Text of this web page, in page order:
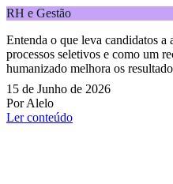
RH e Gestão
Entenda o que leva candidatos a
processos seletivos e como um
humanizado melhora os
15 de Junho de 2026
Por Alelo
Ler conteúdo